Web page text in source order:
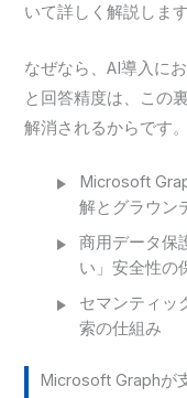
いて詳しく解説します
なぜなら、AI導入に
と回答精度は、この
解消されるからです。
Microsoft
解とグラウン
商用データ保
い」安全性の
セマンティッ
索の仕組み
Microsoft Graphが